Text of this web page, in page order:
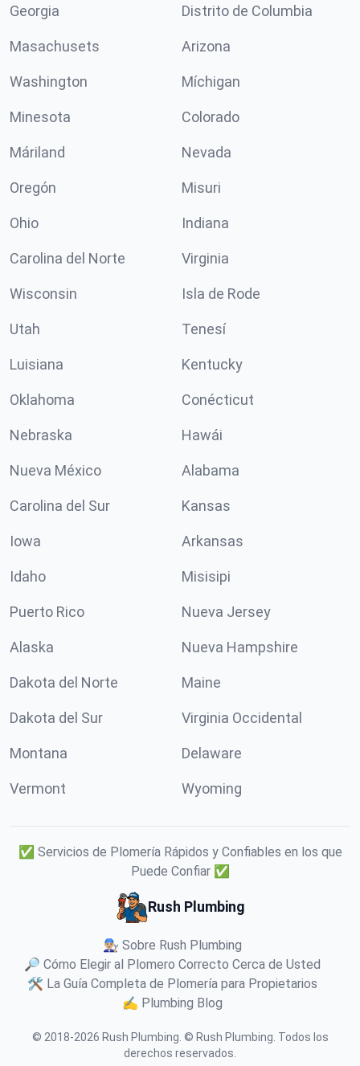
Georgia Distrito de Columbia
Masachusets Arizona
Washington Míchigan
Minesota Colorado
Máriland Nevada
Oregón Misuri
Ohio Indiana
Carolina del Norte Virginia
Wisconsin Isla de Rode
Utah Tenesí
Luisiana Kentucky
Oklahoma Conécticut
Nebraska Hawái
Nueva México Alabama
Carolina del Sur Kansas
Iowa Arkansas
Idaho Misisipi
Puerto Rico Nueva Jersey
Alaska Nueva Hampshire
Dakota del Norte Maine
Dakota del Sur Virginia Occidental
Montana Delaware
Vermont Wyoming
✅ Servicios de Plomería Rápidos y Confiables en los que
Puede Confiar ✅
Rush Plumbing
👨🏼‍🔧 Sobre Rush Plumbing
🔎 Cómo Elegir al Plomero Correcto Cerca de Usted
🛠️ La Guía Completa de Plomería para Propietarios
✍️ Plumbing Blog
© 2018-2026 Rush Plumbing © Rush Plumbing. Todos los
derechos reservados.